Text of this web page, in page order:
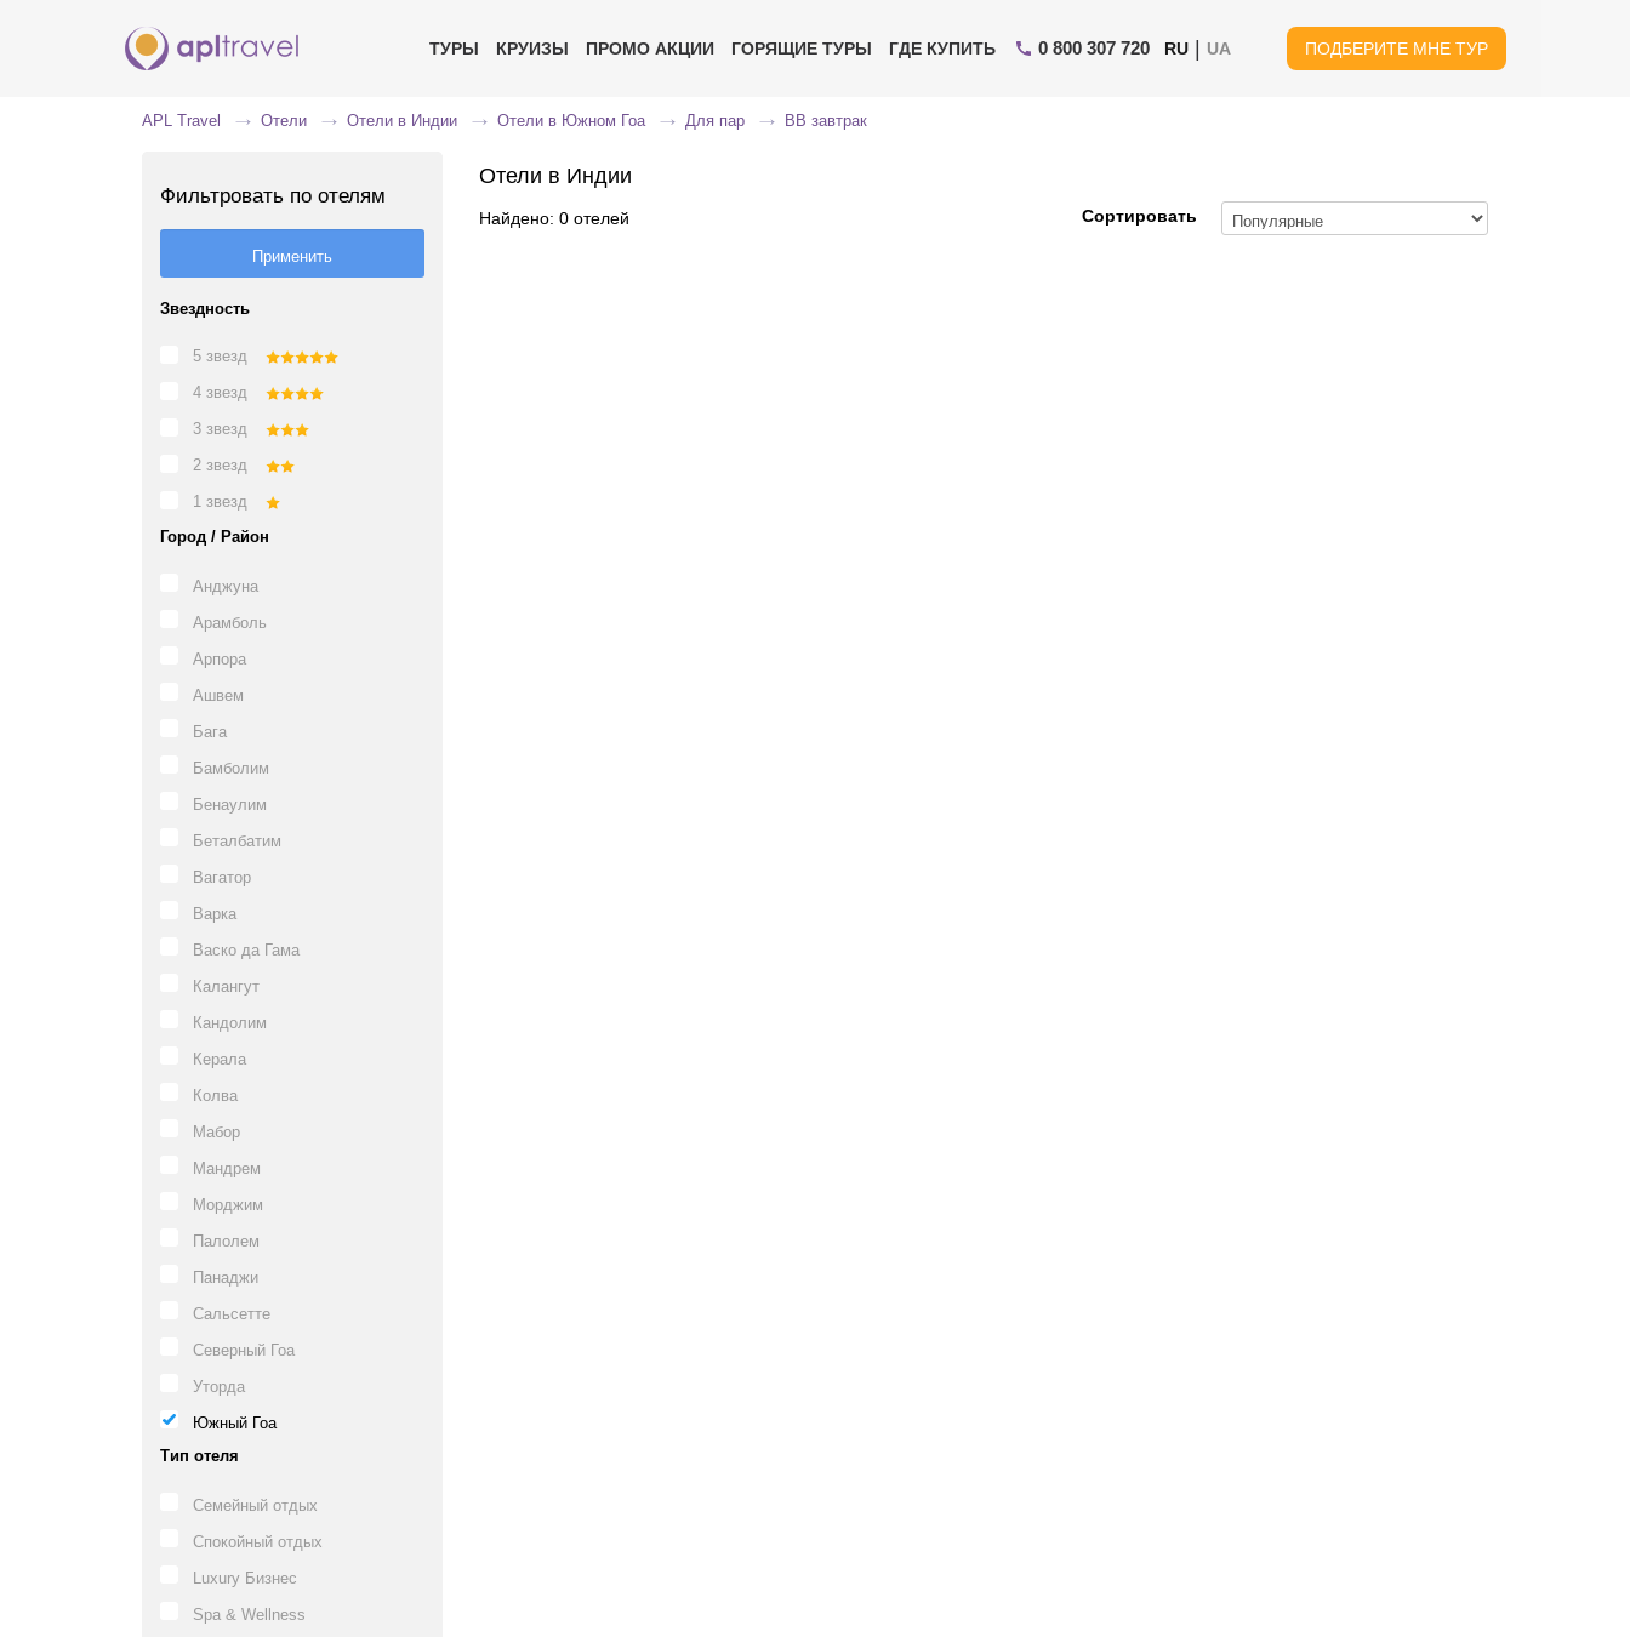
ТУРЫ КРУИЗЫ ПРОМО АКЦИИ ГОРЯЩИЕ ТУРЫ ГДЕ КУПИТЬ 0 800 307 720 RU | UA ПОДБЕРИТЕ МНЕ ТУР
APL Travel Отели Отели в Индии Отели в Южном Гоа Для пар BB завтрак
Фильтровать по отелям
Звездность
5 звезд
4 звезд
3 звезд
2 звезд
1 звезд
Город / Район
Анджуна
Арамболь
Арпора
Ашвем
Бага
Бамболим
Бенаулим
Беталбатим
Вагатор
Варка
Васко да Гама
Калангут
Кандолим
Керала
Колва
Мабор
Мандрем
Морджим
Палолем
Панаджи
Сальсетте
Северный Гоа
Уторда
Южный Гоа
Тип отеля
Семейный отдых
Спокойный отдых
Luxury Бизнес
Spa & Wellness
Отели в Индии
Найдено: 0 отелей Сортировать